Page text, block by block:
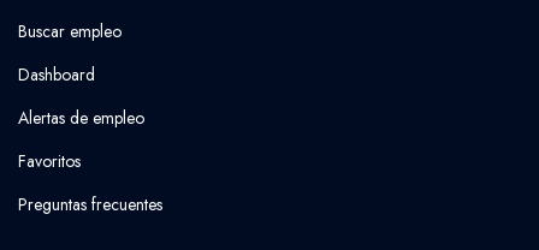
Buscar empleo
Dashboard
Alertas de empleo
Favoritos
Preguntas frecuentes